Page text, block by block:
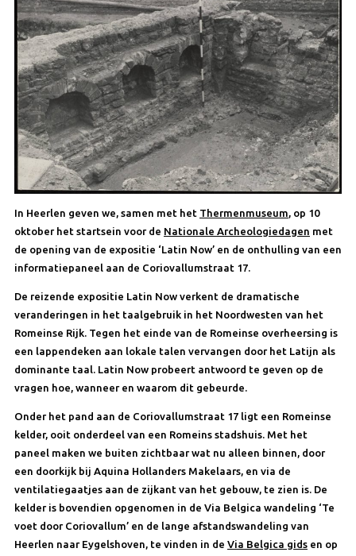
In Heerlen geven we, samen met het Thermenmuseum, op 10
oktober het startsein voor de Nationale Archeologiedagen met
de opening van de expositie ‘Latin Now’ en de onthulling van een
informatiepaneel aan de Coriovallumstraat 17.
De reizende expositie Latin Now verkent de dramatische
veranderingen in het taalgebruik in het Noordwesten van het
Romeinse Rijk. Tegen het einde van de Romeinse overheersing is
een lappendeken aan lokale talen vervangen door het Latijn als
dominante taal. Latin Now probeert antwoord te geven op de
vragen hoe, wanneer en waarom dit gebeurde.
Onder het pand aan de Coriovallumstraat 17 ligt een Romeinse
kelder, ooit onderdeel van een Romeins stadshuis. Met het
paneel maken we buiten zichtbaar wat nu alleen binnen, door
een doorkijk bij Aquina Hollanders Makelaars, en via de
ventilatiegaatjes aan de zijkant van het gebouw, te zien is. De
kelder is bovendien opgenomen in de Via Belgica wandeling ‘Te
voet door Coriovallum’ en de lange afstandswandeling van
Heerlen naar Eygelshoven, te vinden in de Via Belgica gids en op